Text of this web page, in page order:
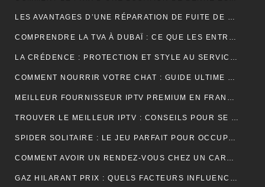
LES AVANTAGES D’UNE RÉPARATION DE FUITE DE TOITURE EN URGENCE
COMPRENDRE LA TVA À DUBAÏ : CE QUE LES ENTREPRISES DOIVENT SAVOIR
LA CRÉDENCE : PROTECTION ET STYLE AU SERVICE DE VOTRE INTÉRIEUR
COMMENT NOURRIR VOTRE CHAT : GUIDE ULTIME SUR LA NUTRITION ADAPTÉE ET OPTIMALE
MEILLEUR FOURNISSEUR IPTV PREMIUM EN FRANCE : UNE EXPÉRIENCE TÉLÉVISUELLE SUR MESURE
TROUVER LE MEILLEUR IPTV : CONSEILS POUR SE RETROUVER PLUS FACILEMENT
SPIDER SOLITAIRE : LE JEU PARFAIT POUR OCCUPER VOTRE TEMPS LIBRE ET STIMULER VOTRE CERVEAU !
COMMENT AVOIR UN RENDEZ-VOUS CHEZ UN CARDIOLOGUE À FÈS ?
GAZ HILARANT PRIX : QUELS FACTEURS INFLUENCENT SON COÛT ET OÙ LE TROUVER AU MEILLEUR TARIF ?